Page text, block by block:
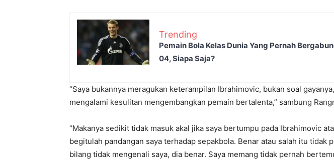
Trending
Pemain Bola Kelas Dunia Yang Pernah
04, Siapa Saja?
“Saya bukannya meragukan keterampilan Ibrahimovic, bukan soal
mengalami kesulitan mengembangkan pemain bertalenta,” sambung
“Makanya sedikit tidak masuk akal jika saya bertumpu pada Ibrahimovic
begitulah pandangan saya terhadap sepakbola. Benar atau salah itu tidak
bilang tidak mengenali saya, dia benar. Saya memang tidak pernah